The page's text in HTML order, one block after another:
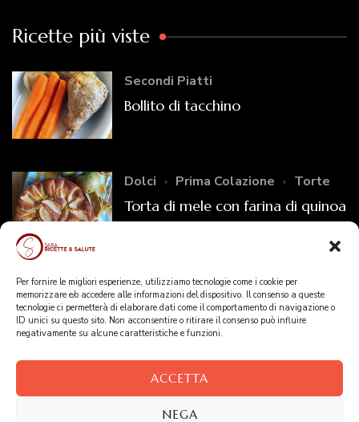
Per fornire le migliori esperienze, utilizziamo tecnologie come i cookie per
memorizzare e/o accedere alle informazioni del dispositivo. Il consenso a queste
tecnologie ci permetterà di elaborare dati come il comportamento di navigazione o
ID unici su questo sito. Non acconsentire o ritirare il consenso può influire
negativamente su alcune caratteristiche e funzioni.
ACCETTA
NEGA
Ricette più viste
Secondi Piatti
Bollito di tacchino
Dolci Prima Colazione Torte
Torta di mele con farina di quinoa
Primi Piatti
Zuppa di lenticchie e cavolo
verza
Copyright © Sara - Ricette & Salute - 2025 -